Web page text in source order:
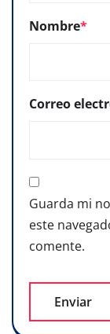
Nombre*
Correo
Guarda mi
este
comente.